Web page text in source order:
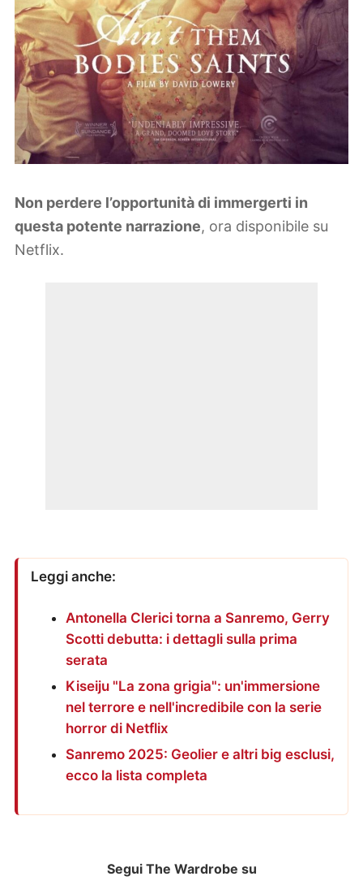
Non perdere l’opportunità di immergerti in
questa potente narrazione, ora disponibile su
Netflix.
Leggi anche:
Antonella Clerici torna a Sanremo, Gerry
Scotti debutta: i dettagli sulla prima
serata
Kiseiju "La zona grigia": un'immersione
nel terrore e nell'incredibile con la serie
horror di Netflix
Sanremo 2025: Geolier e altri big esclusi,
ecco la lista completa
Segui The Wardrobe su